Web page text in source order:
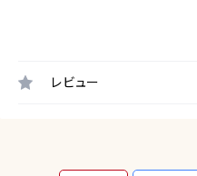
レビュー